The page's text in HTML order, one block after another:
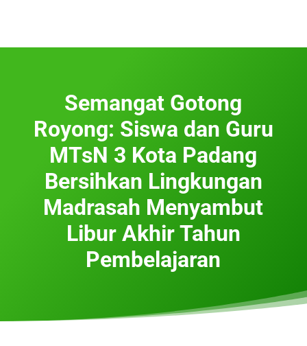
Semangat Gotong
Royong: Siswa dan Guru
MTsN 3 Kota Padang
Bersihkan Lingkungan
Madrasah Menyambut
Libur Akhir Tahun
Pembelajaran